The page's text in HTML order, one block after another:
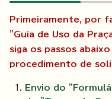
Primeiramente, por
"Guia de Uso da
siga os passos
procedimento de
Envio do